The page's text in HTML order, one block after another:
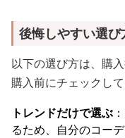
後悔しやすい選び
以下の選び方は、購
購入前にチェックして
トレンドだけで選ぶ
るため、自分のコー